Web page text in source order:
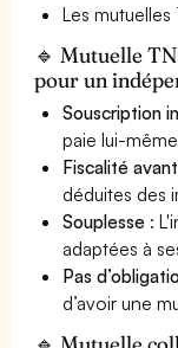
Les
🔹 Mutuelle
pour un
Souscription
paie lui-
Fiscalité
déduites des
Souplesse :
adaptées à
Pas
d’avoir une